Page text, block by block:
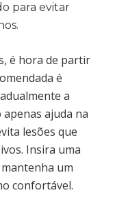
para evitar
é hora de partir
é
a
ajuda na
lesões que
Insira uma
um
confortável.